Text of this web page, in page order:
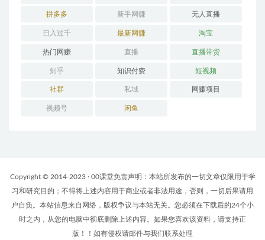
拼多多 新手网赚 无人直播
日入过千 最新网赚 淘宝
热门网赚 直播 直播带货
知乎 知识付费 短视频
社群 私域 网赚项目
视频号 闲鱼
Copyright © 2014-2023 · 00课堂免责声明：本站所发布的一切文章仅限用于学
习和研究目的；不得将上述内容用于商业或者非法用途，否则，一切后果请用
户自负。本站信息来自网络，版权争议与本站无关。您必须在下载后的24个小
时之内，从您的电脑中彻底删除上述内容。如果您喜欢该资料，请支持正
版！！如有侵权请邮件与我们联系处理